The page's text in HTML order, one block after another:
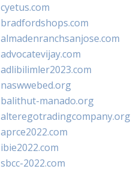
cyetus.com
bradfordshops.com
almadenranchsanjose.com
advocatevijay.com
adlibilimler2023.com
naswwebed.org
balithut-manado.org
alteregotradingcompany.org
aprce2022.com
ibie2022.com
sbcc-2022.com